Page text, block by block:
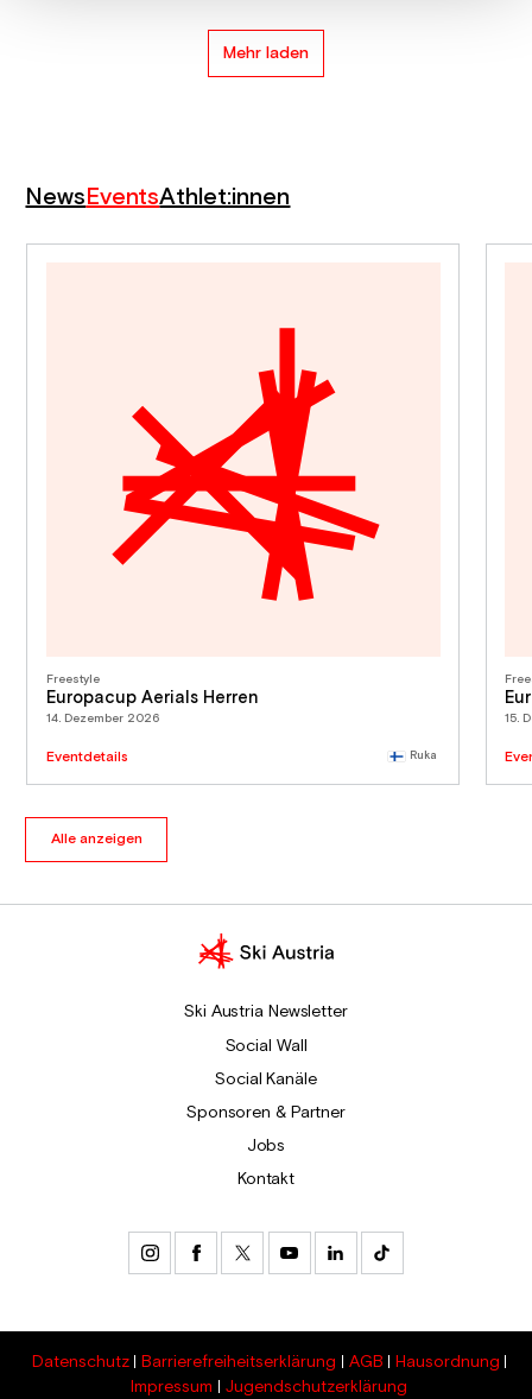
Mehr laden
NewsEventsAthlet:innen
Freestyle
Europacup Aerials Herren
14. Dezember 2026
Eventdetails Ruka
15.
Alle anzeigen
Ski Austria Newsletter
Social Wall
Social Kanäle
Sponsoren & Partner
Jobs
Kontakt
Datenschutz Barrierefreiheitserklärung AGB
Hausordnung
Impressum
Jugendschutzerklärung